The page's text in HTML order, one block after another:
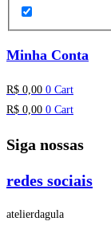
Minha Conta
R$ 0,00 0 Cart
R$ 0,00 0 Cart
Siga nossas
redes sociais
atelierdagula